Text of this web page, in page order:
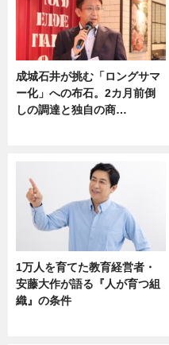
成城石井が挑む「ロングサマ
ー化」への布石。2カ月前倒
しの調達と独自の商…
1万人を育てた教育経営者・
安藤大作が語る『人が育つ組
織』の条件